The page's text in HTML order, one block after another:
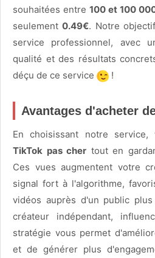
souhaitées entre 100 et 100
seulement0.49€. Notre
service professionnel, avec
qualité et des résultats
déçu de ce service
!
Avantages d'acheter
En choisissant notre
TikTok pas cher tout en
Ces vues augmentent votre
signal fort à l'algorithme,
vidéos auprès d'un public
créateur indépendant,
stratégie vous permet
et de générer plus